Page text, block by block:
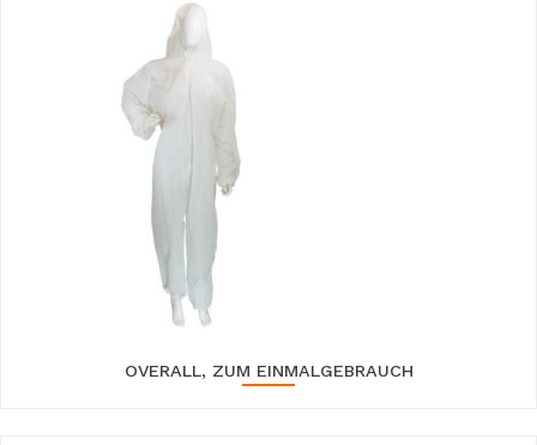
OVERALL, ZUM EINMALGEBRAUCH